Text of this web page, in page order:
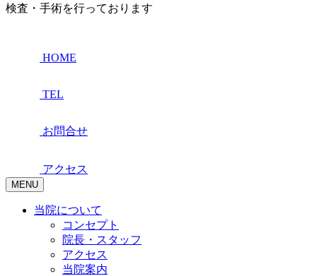
検査・手術を行っております
HOME
TEL
お問合せ
アクセス
MENU
当院について
コンセプト
院長・スタッフ
アクセス
当院案内